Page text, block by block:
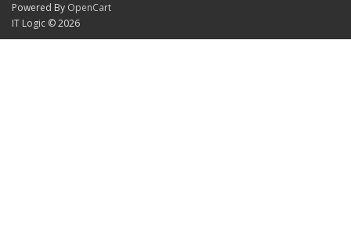
Powered By OpenCart
IT Logic © 2026